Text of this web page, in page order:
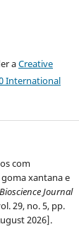
aCreative
International
com
xantana e
Bioscience Journal
29, no. 5, pp.
2026].